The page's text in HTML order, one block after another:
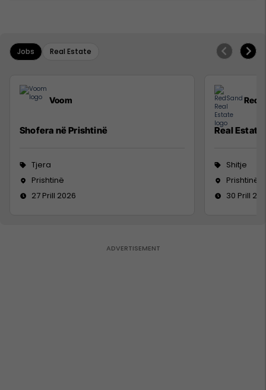
Jobs Real Estate
Voom
Shofera në Prishtinë
Tjera
Prishtinë
27 Prill 2026
Real Estate
Shitje
Prishtinë
30 Prill